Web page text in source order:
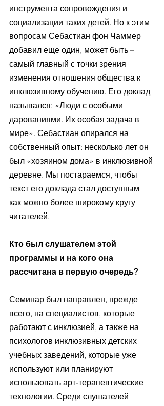
инструмента сопровождения и
социализации таких детей. Но к этим
вопросам Себастиан фон Чаммер
добавил еще один, может быть –
самый главный с точки зрения
изменения отношения общества к
инклюзивному обучению. Его доклад
назывался: «Люди с особыми
дарованиями. Их особая задача в
мире». Себастиан опирался на
собственный опыт: несколько лет он
был «хозяином дома» в инклюзивной
деревне. Мы постараемся, чтобы
текст его доклада стал доступным
как можно более широкому кругу
читателей.
Кто был слушателем этой
программы и на кого она
рассчитана в первую очередь?
Семинар был направлен, прежде
всего, на специалистов, которые
работают с инклюзией, а также на
психологов инклюзивных детских
учебных заведений, которые уже
используют или планируют
использовать арт-терапевтические
технологии. Среди слушателей